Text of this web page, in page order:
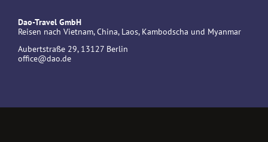
Dao-Travel GmbH
Reisen nach Vietnam, China, Laos, Kambodscha und Myanmar
Aubertstraße 29, 13127 Berlin
office@dao.de